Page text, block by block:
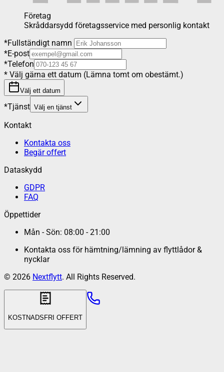
Företag
Skråddarsydd företagsservice med personlig kontakt
*Fullständigt namn
*E-post
*Telefon
* Välj gärna ett datum (Lämna tomt om obestämt.)
Välj ett datum
*Tjänst Välj en tjänst
Kontakt
Kontakta oss
Begär offert
Dataskydd
GDPR
FAQ
Öppettider
Mån - Sön: 08:00 - 21:00
Kontakta oss för hämtning/lämning av flyttlådor &
nycklar
© 2026 Nextflytt. All Rights Reserved.
KOSTNADSFRI OFFERT